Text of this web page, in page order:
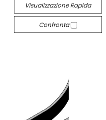
Visualizzazione Rapida
Confronta